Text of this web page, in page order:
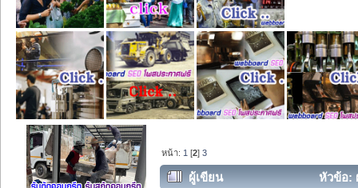
หน้า: 1 [2]3
ผู้เขียน
หัวข้อ: